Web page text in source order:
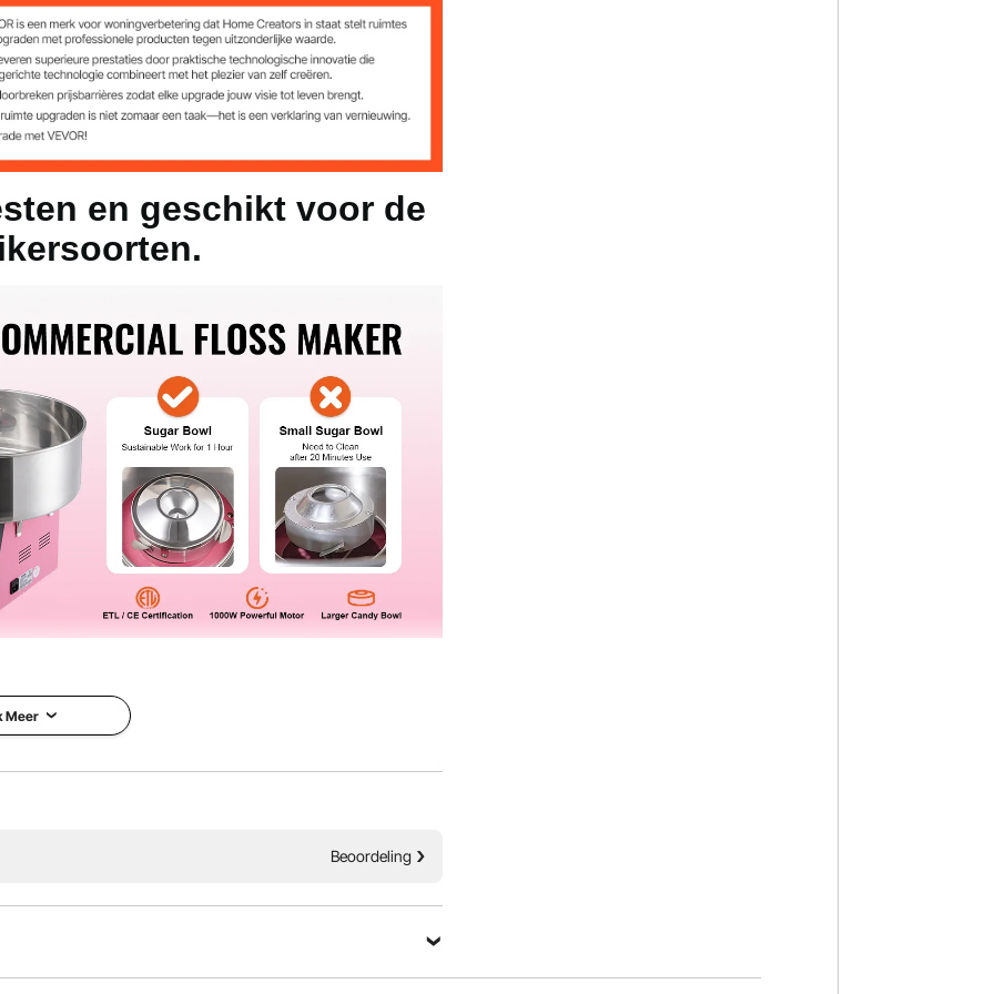
inch / 518 x 518 x 415 mm
118,3-226,2°C
staal van voedingskwaliteit
en geschikt voor de
kan een uur lang continu werken. Ideaal voor
de meeste suikersoorten.
Meer
Beoordeling